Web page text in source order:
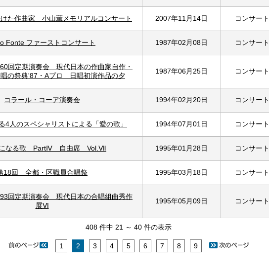
た作曲家 小山薫メモリアルコンサート 2007年11月14日 コンサート
Fonte ファーストコンサート 1987年02月08日 コンサート
回定期演奏会 現代日本の作曲家自作・
唱の祭典'87・Aプロ 日唱初演作品の夕
1987年06月25日 コンサート
コラール・コーア演奏会 1994年02月20日 コンサート
4人のスペシャリストによる「愛の歌」 1994年07月01日 コンサート
になる歌 PartⅣ 自由席 Vol.Ⅶ 1995年01月28日 コンサート
18回 全都・区職員合唱祭 1995年03月18日 コンサート
回定期演奏会 現代日本の合唱組曲秀作
展Ⅵ
1995年05月09日 コンサート
408 件中 21 ～ 40 件の表示
1 2 3 4 5 6 7 8 9